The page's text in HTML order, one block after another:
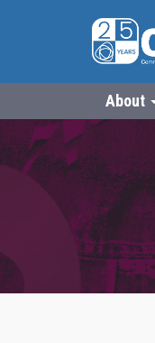
About